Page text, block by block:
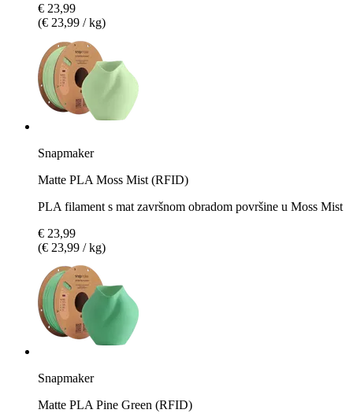
€ 23,99
(€ 23,99 / kg)
Snapmaker
Matte PLA Moss Mist (RFID)
PLA filament s mat završnom obradom površine u Moss Mist
€ 23,99
(€ 23,99 / kg)
Snapmaker
Matte PLA Pine Green (RFID)